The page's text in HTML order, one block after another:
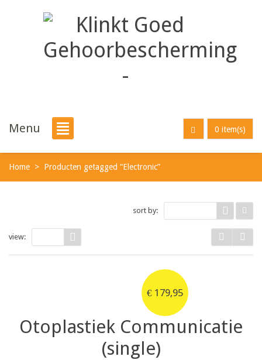
Menu 0 item(s)
Home > Producten getagged “Electronic”
sort by:
view:
€ 179,95
Otoplastiek Communicatie
(single)